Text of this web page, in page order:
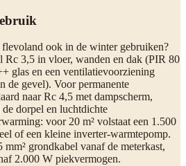
ook in de winter gebruiken?
Rc 3,5 in vloer, wanden en dak (PIR 80
glas en een ventilatievoorziening
de gevel). Voor permanente
naar Rc 4,5 met dampscherm,
dorpel en luchtdichte
voor 20 m² volstaat een 1.500
of een kleine inverter-warmtepomp.
mm² grondkabel vanaf de meterkast,
2.000 W piekvermogen.